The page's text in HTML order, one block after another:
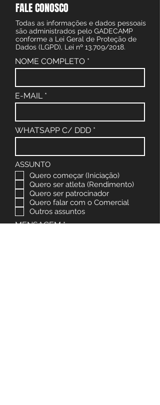
FALE CONOSCO
Todas as informações e dados pessoais
são administrados pelo GADECAMP
conforme a Lei Geral de Proteção de
Dados (LGPD), Lei nº 13.709/2018.
NOME COMPLETO
E-MAIL
WHATSAPP C/ DDD
ASSUNTO
Quero começar (Iniciação)
Quero ser atleta (Rendimento)
Quero ser patrocinador
Quero falar com o Comercial
Outros assuntos
MENSAGEM